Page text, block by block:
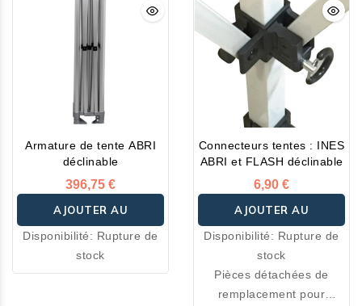
Armature de tente ABRI
déclinable
396,75 €
AJOUTER AU
PANIER
Disponibilité: Rupture de
stock
Connecteurs tentes : INES
ABRI et FLASH déclinable
6,90 €
AJOUTER AU
PANIER
Disponibilité: Rupture de
stock
Pièces détachées de
remplacement pour